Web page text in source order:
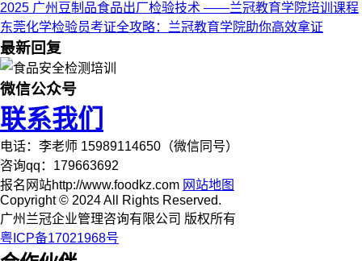
2025 广州豆制品食品出厂检验技术 ——兰冠教育学院培训课程
东莞化学检验员考证全攻略：兰冠教育学院助你高效拿证
最新回复
微信公众号
联系我们
电话：李老师 15989114650（微信同号）
咨询qq：179663692
报名网站http://www.foodkz.com 网站地图
Copyright © 2024 All Rights Reserved.
广州兰冠企业管理咨询有限公司 版权所有
粤ICP备17021968号